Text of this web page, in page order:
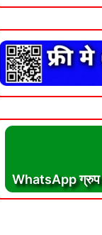
WhatsApp ग्रुप